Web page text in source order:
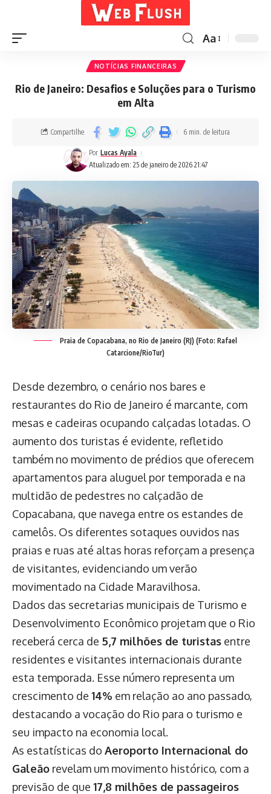
Aa
NOTÍCIAS FINANCEIRAS
Rio de Janeiro: Desafios e Soluções para o Turismo
em Alta
Atualizado em: 25 de janeiro de 2026 21:47
Por Lucas Ayala
Compartilhe 6 min. de leitura
Praia de Copacabana, no Rio de Janeiro (RJ) (Foto: Rafael
Catarcione/RioTur)
Desde dezembro, o cenário nos bares e
restaurantes do Rio de Janeiro é marcante, com
mesas e cadeiras ocupando calçadas lotadas. O
aumento dos turistas é evidente, refletido
também no movimento de prédios que oferecem
apartamentos para aluguel por temporada e na
multidão de pedestres no calçadão de
Copacabana, que navega entre os estandes de
camelôs. Os diferentes sotaques ouvidos nas
praias e ruas até altas horas reforçam a presença
de visitantes, evidenciando um verão
movimentado na Cidade Maravilhosa.
Dados das secretarias municipais de Turismo e
Desenvolvimento Econômico projetam que o Rio
receberá cerca de 5,7 milhões de turistas entre
residentes e visitantes internacionais durante
esta temporada. Esse número representa um
crescimento de 14% em relação ao ano passado,
destacando a vocação do Rio para o turismo e
seu impacto na economia local.
As estatísticas do Aeroporto Internacional do
Galeão revelam um movimento histórico, com a
previsão de que 17,8 milhões de passageiros